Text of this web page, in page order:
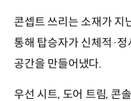
콘셉트 쓰리는 소재가 지
통해 탑승자가 신체적·
공간을 만들어냈다.
우선 시트, 도어 트림, 콘